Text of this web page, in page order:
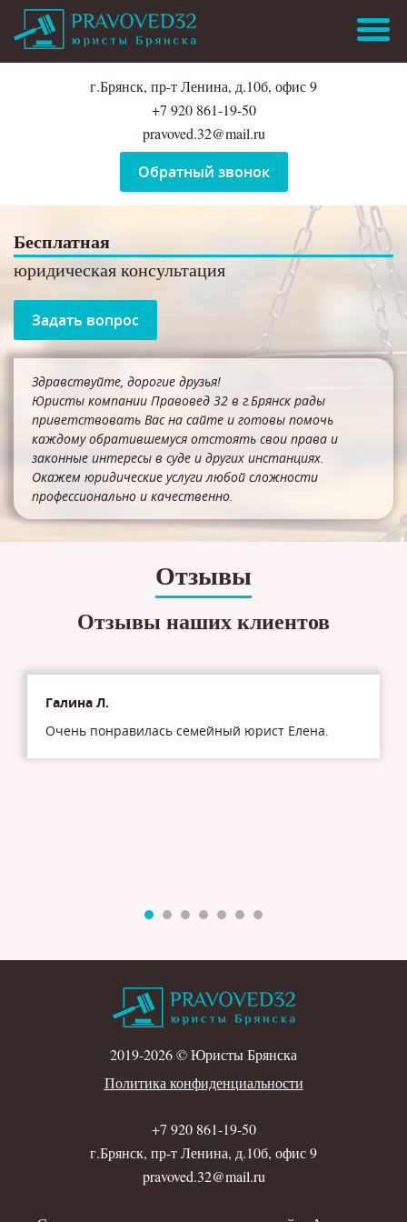
г.Брянск, пр-т Ленина, д.10б, офис 9
+7 920 861-19-50
pravoved.32@mail.ru
Обратный звонок
Бесплатная
юридическая консультация
Задать вопрос
Здравствуйте, дорогие друзья!
Юристы компании Правовед 32 в г.Брянск рады
приветствовать Вас на сайте и готовы помочь
каждому обратившемуся отстоять свои права и
законные интересы в суде и других инстанциях.
Окажем юридические услуги любой сложности
профессионально и качественно.
Отзывы
Отзывы наших клиентов
Галина Л.
Очень понравилась семейный юрист Елена.
2019-2026 © Юристы Брянска
Политика конфиденциальности
+7 920 861-19-50
г.Брянск, пр-т Ленина, д.10б, офис 9
pravoved.32@mail.ru